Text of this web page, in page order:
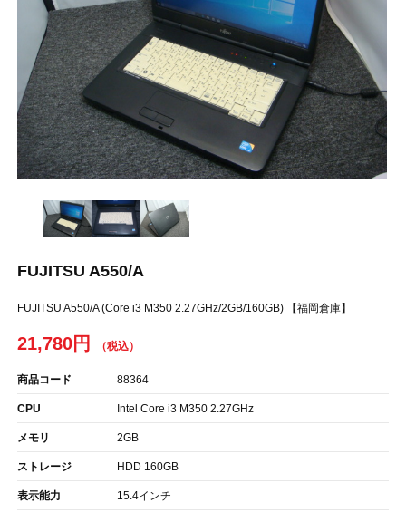
FUJITSU A550/A
FUJITSU A550/A (Core i3 M350 2.27GHz/2GB/160GB) 【福岡倉庫】
21,780円
商品コード 88364
CPU Intel Core i3 M350 2.27GHz
メモリ 2GB
ストレージ HDD 160GB
表示能力 15.4インチ